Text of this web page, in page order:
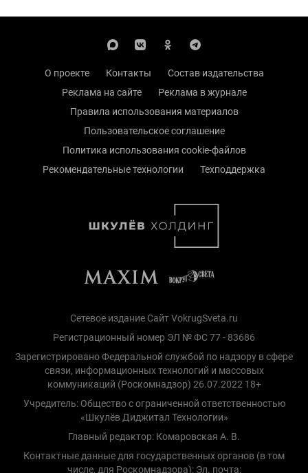
О проекте Контакты
Состав издательства
Реклама на сайте
Реклама в журнале
Правила использования материалов
Пользовательское соглашение
Политика использования cookie-файлов
Рекомендательные технологии
Техподдержка
Сетевое издание Сайт VokrugSveta.ru
Регистрационный номер ЭЛ № ФС 77 - 83686
Зарегистрировано Федеральной службой по надзору в сфере
связи, информационных технологий и массовых
коммуникаций (Роскомнадзор) 26.07.2022 18+
Учредитель: Общество с ограниченной ответственностью
«Шкулёв Диджитал Технологии»
Главный редактор: Комаровская А. В.
Контактные данные для государственных органов (в том
числе, для Роскомнадзора): Эл. почта: